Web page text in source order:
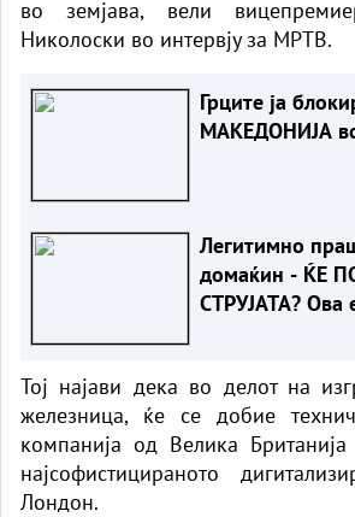
во земјава, вели
Николоски во интервју за МРТВ.
Грците ја
МАКЕДОНИЈА
Легитимно
домаќин - ЌЕ
СТРУЈАТА? Ова
Тој најави дека во делот на
железница, ќе се добие
компанија од Велика Британија
најсофистицираното
Лондон.